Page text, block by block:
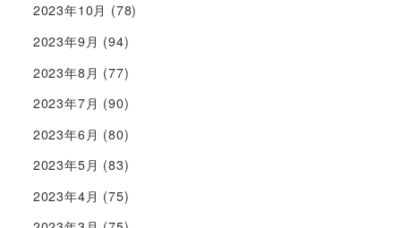
2023年10月 (78)
2023年9月 (94)
2023年8月 (77)
2023年7月 (90)
2023年6月 (80)
2023年5月 (83)
2023年4月 (75)